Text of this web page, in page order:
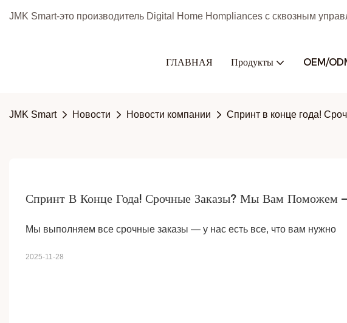
JMK Smart-это производитель Digital Home Hompliances с сквозным
ГЛАВНАЯ Продукты OEM/
JMK Smart Новости Новости компании Спринт в конце года!
Спринт В Конце Года! Срочные Заказы? Мы Вам Поможем
Мы выполняем все срочные заказы — у нас есть все, что вам нужно
2025-11-28